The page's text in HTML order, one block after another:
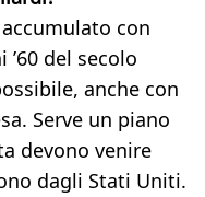
con
del secolo
anche con
Serve un piano
devono venire
dagli Stati Uniti.